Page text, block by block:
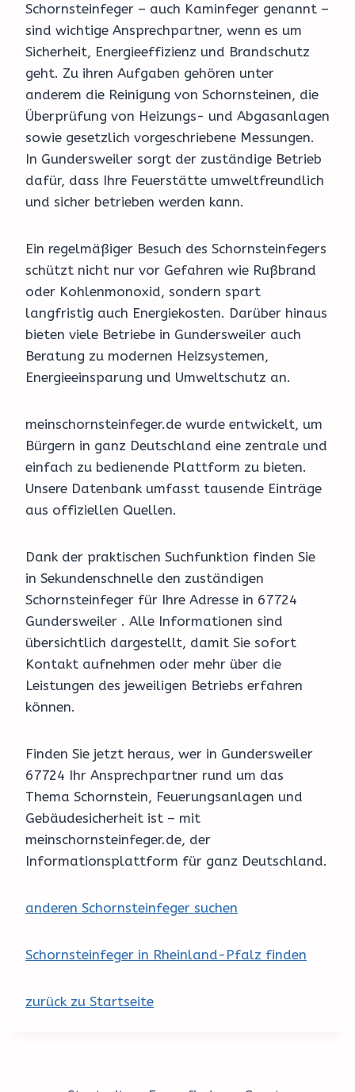
Schornsteinfeger – auch Kaminfeger genannt –
sind wichtige Ansprechpartner, wenn es um
Sicherheit, Energieeffizienz und Brandschutz
geht. Zu ihren Aufgaben gehören unter
anderem die Reinigung von Schornsteinen, die
Überprüfung von Heizungs- und Abgasanlagen
sowie gesetzlich vorgeschriebene Messungen.
In Gundersweiler sorgt der zuständige Betrieb
dafür, dass Ihre Feuerstätte umweltfreundlich
und sicher betrieben werden kann.
Ein regelmäßiger Besuch des Schornsteinfegers
schützt nicht nur vor Gefahren wie Rußbrand
oder Kohlenmonoxid, sondern spart
langfristig auch Energiekosten. Darüber hinaus
bieten viele Betriebe in Gundersweiler auch
Beratung zu modernen Heizsystemen,
Energieeinsparung und Umweltschutz an.
meinschornsteinfeger.de wurde entwickelt, um
Bürgern in ganz Deutschland eine zentrale und
einfach zu bedienende Plattform zu bieten.
Unsere Datenbank umfasst tausende Einträge
aus offiziellen Quellen.
Dank der praktischen Suchfunktion finden Sie
in Sekundenschnelle den zuständigen
Schornsteinfeger für Ihre Adresse in 67724
Gundersweiler . Alle Informationen sind
übersichtlich dargestellt, damit Sie sofort
Kontakt aufnehmen oder mehr über die
Leistungen des jeweiligen Betriebs erfahren
können.
Finden Sie jetzt heraus, wer in Gundersweiler
67724 Ihr Ansprechpartner rund um das
Thema Schornstein, Feuerungsanlagen und
Gebäudesicherheit ist – mit
meinschornsteinfeger.de, der
Informationsplattform für ganz Deutschland.
anderen Schornsteinfeger suchen
Schornsteinfeger in Rheinland-Pfalz finden
zurück zu Startseite